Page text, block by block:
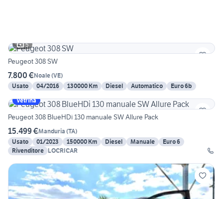
5
Peugeot 308 SW
7.800 €Noale(VE)
Usato
04/2016 130000 Km Diesel Automatico
Euro 6b
Vetrina
Peugeot 308 BlueHDi 130 manuale SW Allure Pack
15.499 €Manduria (TA)
Usato
01/2023 150000 Km Diesel Manuale
Euro 6
Rivenditore LOCRICAR